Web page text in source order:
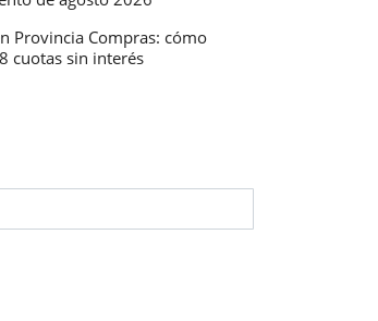
Provincia Compras: cómo
cuotas sin interés